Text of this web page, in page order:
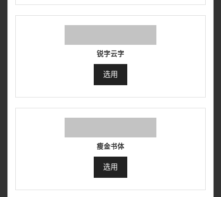
锐字云字
选用
瘦金书体
选用